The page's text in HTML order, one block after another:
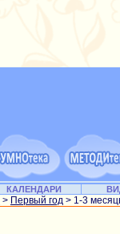
КАЛЕНДАРИ
> Первый год > 1-3